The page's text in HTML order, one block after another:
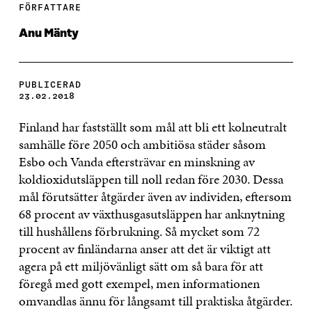
FÖRFATTARE
Anu Mänty
PUBLICERAD
23.02.2018
Finland har fastställt som mål att bli ett kolneutralt
samhälle före 2050 och ambitiösa städer såsom
Esbo och Vanda eftersträvar en minskning av
koldioxidutsläppen till noll redan före 2030. Dessa
mål förutsätter åtgärder även av individen, eftersom
68 procent av växthusgasutsläppen har anknytning
till hushållens förbrukning. Så mycket som 72
procent av finländarna anser att det är viktigt att
agera på ett miljövänligt sätt om så bara för att
föregå med gott exempel, men informationen
omvandlas ännu för långsamt till praktiska åtgärder.